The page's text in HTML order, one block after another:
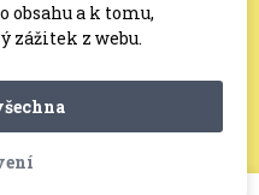
Moravské
obsahu a k tomu,
zážitek z webu.